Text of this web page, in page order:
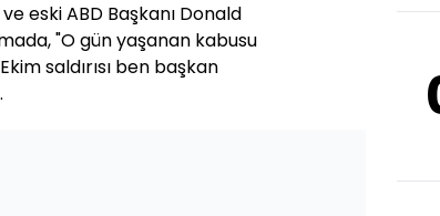
eski ABD Başkanı Donald
"O gün yaşanan kabusu
saldırısı ben başkan